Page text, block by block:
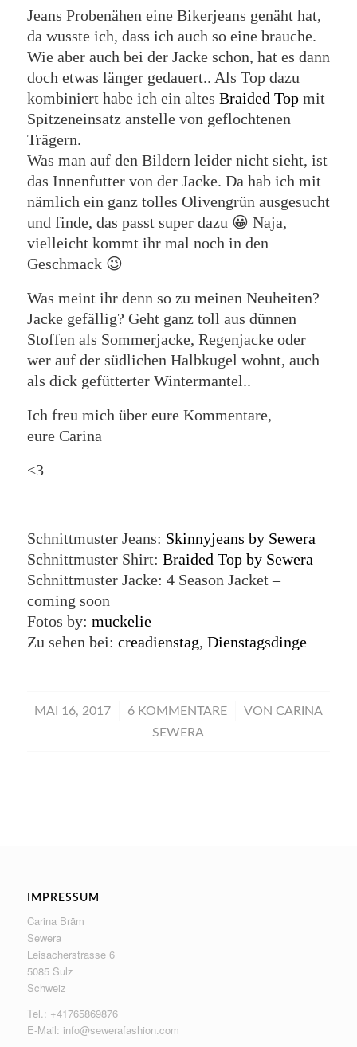
Jeans Probenähen eine Bikerjeans genäht hat,
da wusste ich, dass ich auch so eine brauche.
Wie aber auch bei der Jacke schon, hat es dann
doch etwas länger gedauert.. Als Top dazu
kombiniert habe ich ein altes Braided Topmit
Spitzeneinsatz anstelle von geflochtenen
Trägern.
Was man auf den Bildern leider nicht sieht, ist
das Innenfutter von der Jacke. Da hab ich mit
nämlich ein ganz tolles Olivengrün ausgesucht
und finde, das passt super dazu 😀 Naja,
vielleicht kommt ihr mal noch in den
Geschmack 😉
Was meint ihr denn so zu meinen Neuheiten?
Jacke gefällig? Geht ganz toll aus dünnen
Stoffen als Sommerjacke, Regenjacke oder
wer auf der südlichen Halbkugel wohnt, auch
als dick gefütterter Wintermantel..
Ich freu mich über eure Kommentare,
eure Carina
<3
Schnittmuster Jeans: Skinnyjeans by Sewera
Schnittmuster Shirt: Braided Top by Sewera
Schnittmuster Jacke: 4 Season Jacket –
coming soon
Fotos by: muckelie
Zu sehen bei: creadienstag, Dienstagsdinge
MAI 16, 2017
/ 6 KOMMENTARE
/ VON CARINA
SEWERA
IMPRESSUM
Carina Bräm
Sewera
Leisacherstrasse 6
5085 Sulz
Schweiz
Tel.: +41765869876
E-Mail: info@sewerafashion.com